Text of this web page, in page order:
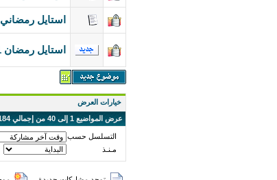
استايل رمضاني css مجاني للجيل الثالث بهيدر متحرك - استايل 2011 -استايل رمضان 1432هـ -
استايل رمضان 2011 للنسخ 3.8 للبيع
خيارات العرض
عرض المواضيع 1 إلى 40 من إجمالي 184
التسلسل حسب
مـنـذ